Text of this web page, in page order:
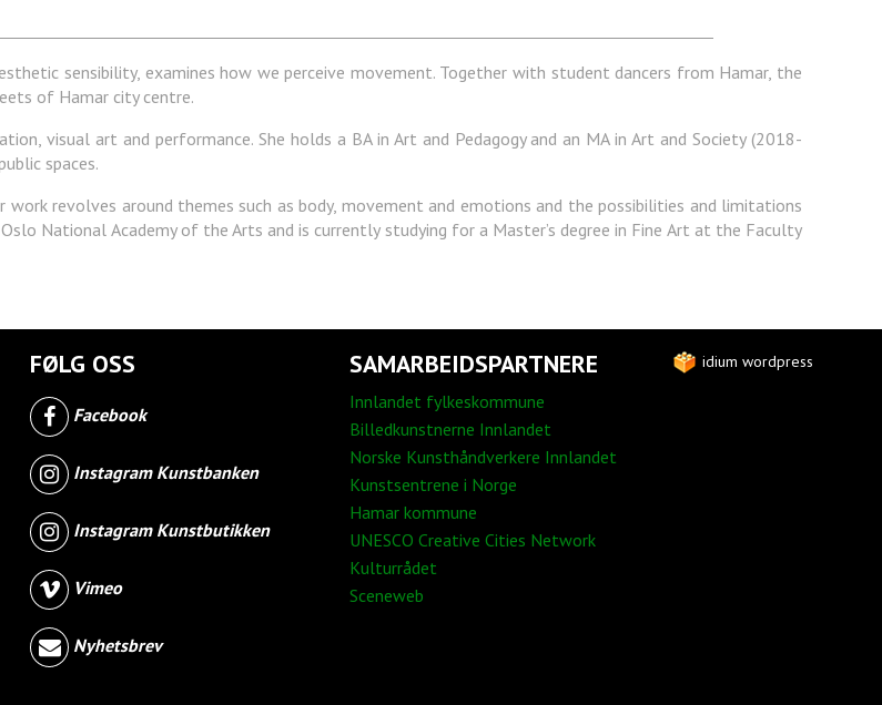
sensibility, examines how we perceive movement. Together with student dancers from Hamar, the
of Hamar city centre.
visual art and performance. She holds a BA in Art and Pedagogy and an MA in Art and Society (2018-
spaces.
revolves around themes such as body, movement and emotions and the possibilities and limitations
National Academy of the Arts and is currently studying for a Master’s degree in Fine Art at the Faculty
FØLG OSS
Facebook
Instagram Kunstbanken
Instagram Kunstbutikken
Vimeo
Nyhetsbrev
SAMARBEIDSPARTNERE
Innlandet fylkeskommune
Billedkunstnerne Innlandet
Norske Kunsthåndverkere Innlandet
Kunstsentrene i Norge
Hamar kommune
UNESCO Creative Cities Network
Kulturrådet
Sceneweb
idium wordpress